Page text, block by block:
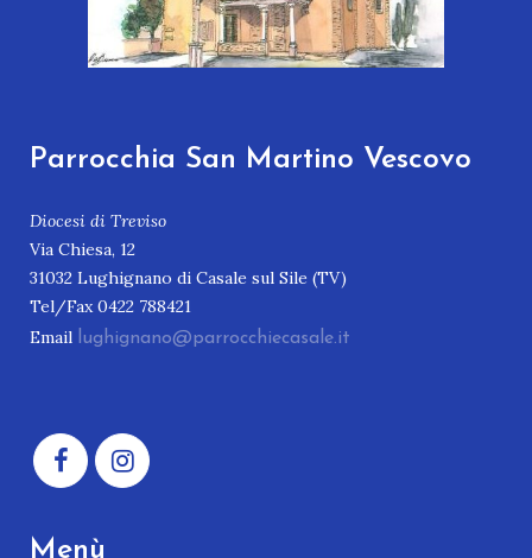
Parrocchia San Martino Vescovo
Diocesi di Treviso
Via Chiesa, 12
31032 Lughignano di Casale sul Sile (TV)
Tel/Fax 0422 788421
Email lughignano@parrocchiecasale.it
Menù